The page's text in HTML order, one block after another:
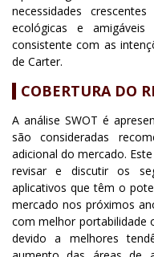
necessidades
ecológicas e
consistente com as
de Carter.
COBERTURA DO
A análise SWOT é
são consideradas
adicional do mercado.
revisar e discutir os
aplicativos que têm o
mercado nos próximos
com melhor portabilidade
devido a melhores